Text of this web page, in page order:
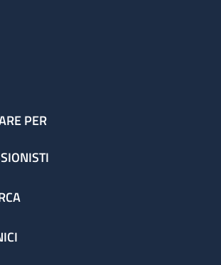
PER